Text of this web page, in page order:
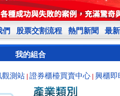
們 股票交割流程 熱門新聞 最
我的組合
觀測站 證券櫃檯買賣中心 興櫃即